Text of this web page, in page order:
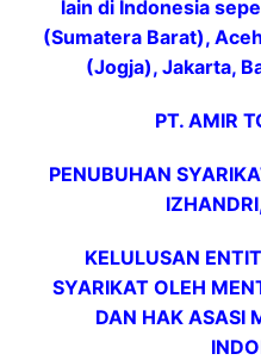
lain di Indonesia
(Sumatera Barat),
(Jogja), Jakarta,
PT. AMIR
PENUBUHAN
KELULUSAN
SYARIKAT OLEH
DAN HAK ASASI